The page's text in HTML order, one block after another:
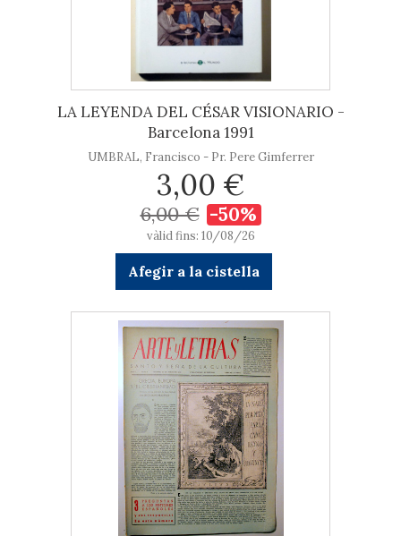
LA LEYENDA DEL CÉSAR VISIONARIO -
Barcelona 1991
UMBRAL, Francisco - Pr. Pere Gimferrer
3,00 €
6,00 € -50%
vàlid fins: 10/08/26
Afegir a la cistella